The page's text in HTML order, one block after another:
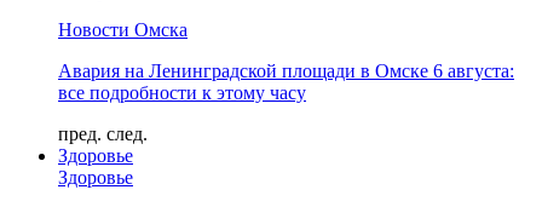
Новости Омска
Авария на Ленинградской площади в Омске 6 августа:
все подробности к этому часу
пред. след.
Здоровье
Здоровье